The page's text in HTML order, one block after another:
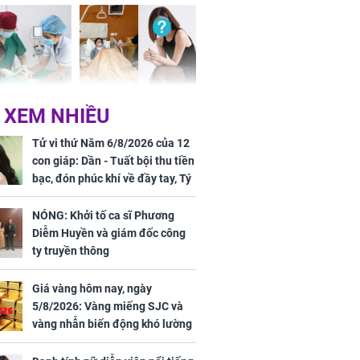
dễ giàu sụ
đêm
biến
mặt khi bị
xóm cắn
Danh tính nữ diễn viên
nổi tiếng gặp tai nạn,
phải khâu 50 mũi
ví Lisa
vùng quê ở
NHIỀU
Tử vi thứ Năm 6/8/2026 của 12
con giáp: Dần - Tuất bội thu tiền
bạc, đón phúc khí về đầy tay, Tý
- Mão công việc khó khăn, tiền
bạc đội nón ra đi
NÓNG: Khởi tố ca sĩ Phương
Diễm Huyền và giám đốc công
ty truyền thông
Giá vàng hôm nay, ngày
5/8/2026: Vàng miếng SJC và
vàng nhẫn biến động khó lường